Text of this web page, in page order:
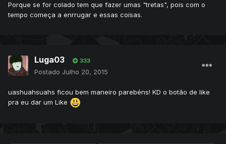
Porque se for colado tem que fazer umas "tretas", pois com o
tempo começa a enrrugar e essas coisas.
Luga03 333
Postado Julho 20, 2015
uashuahsuahs ficou bem maneiro parebéns! KD o botão de like
pra eu dar um Like